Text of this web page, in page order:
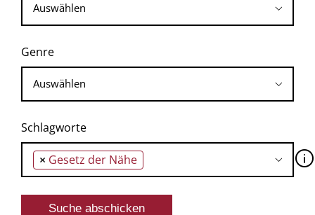
Genre
Schlagworte
× Gesetz der Nähe 🛈